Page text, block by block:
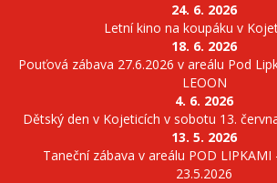
24. 6. 2026
Letní kino na koupáku v
18. 6. 2026
Pouťová zábava 27.6.2026 v areálu Pod
LEOON
4. 6. 2026
Dětský den v Kojeticích v sobotu 13.
13. 5. 2026
Taneční zábava v areálu POD LIPKAMI
23.5.2026